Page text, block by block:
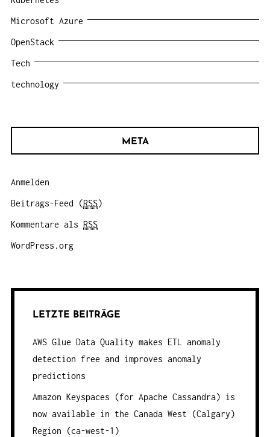
Microsoft Azure
OpenStack
Tech
technology
META
Anmelden
Beitrags-Feed (RSS)
Kommentare als RSS
WordPress.org
LETZTE BEITRÄGE
AWS Glue Data Quality makes ETL anomaly
detection free and improves anomaly
predictions
Amazon Keyspaces (for Apache Cassandra) is
now available in the Canada West (Calgary)
Region (ca-west-1)